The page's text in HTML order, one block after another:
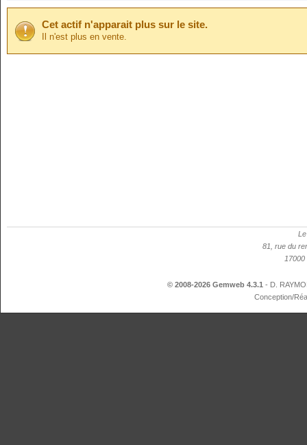
Cet actif n'apparait plus sur le site.
Il n'est plus en vente.
81, rue du
17000
© 2008-2026 Gemweb 4.3.1 - D.
Conception/